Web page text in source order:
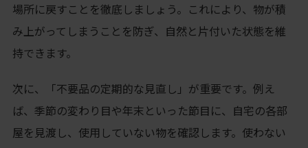
場所に戻すことを徹底しましょう。これにより、物が積
み上がってしまうことを防ぎ、自然と片付いた状態を維
持できます。
次に、「不要品の定期的な見直し」が重要です。例え
ば、季節の変わり目や年末といった節目に、自宅の各部
屋を見渡し、使用していない物を確認します。使わない